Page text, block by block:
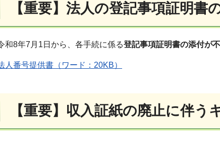
【重要】法人の登記事項証明書
和8年7月1日から、各手続に係る登記事項証明書の添付が
人番号提供書（ワード：20KB）
【重要】収入証紙の廃止に伴